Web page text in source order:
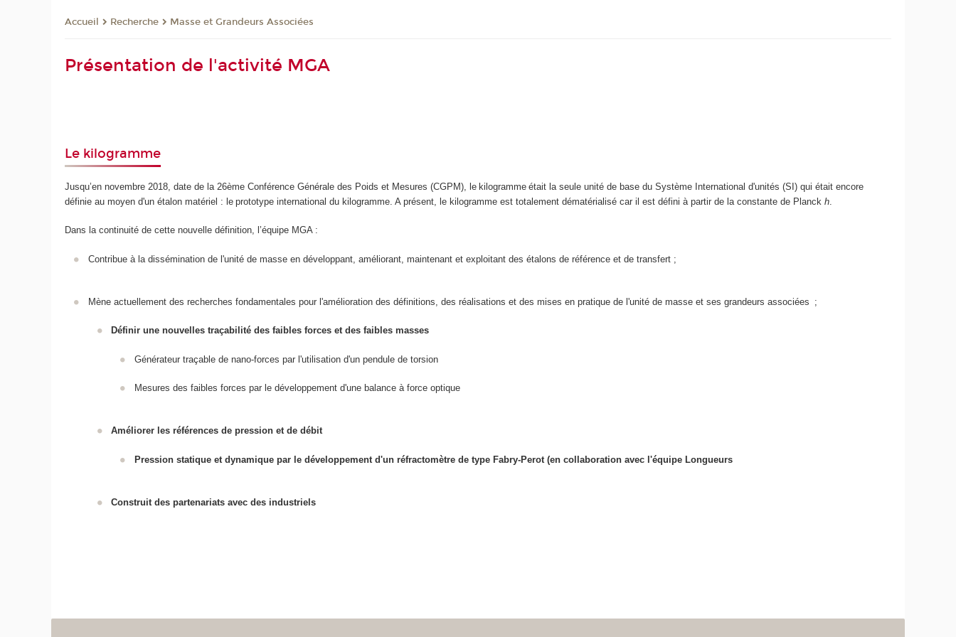
Accueil Recherche Masse et Grandeurs Associées
Présentation de l'activité MGA
Le kilogramme
Jusqu’en novembre 2018, date de la 26ème Conférence Générale des Poids et Mesures (CGPM), le kilogramme était la seule unité de base du Système International d'unités (SI) qui était encore
définie au moyen d'un étalon matériel : le prototype international du kilogramme. A présent, le kilogramme est totalement dématérialisé car il est défini à partir de la constante de Planckh
Dans la continuité de cette nouvelle définition, l’équipe MGA :
Contribue à la dissémination de l'unité de masse en développant, améliorant, maintenant et exploitant des étalons de référence et de transfert ;
Mène actuellement des recherches fondamentales pour l'amélioration des définitions, des réalisations et des mises en pratique de l'unité de masse et ses grandeurs associées ;
Définir une nouvelles traçabilité des faibles forces et des faibles masses
Générateur traçable de nano-forces par l'utilisation d'un pendule de torsion
Mesures des faibles forces par le développement d'une balance à force optique
Améliorer les références de pression et de débit
Pression statique et dynamique par le développement d'un réfractomètre de type Fabry-Perot (en collaboration avec l'équipe Longueurs
Construit des partenariats avec des industriels